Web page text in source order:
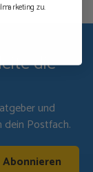
die
und
dein Postfach.
Abonnieren
zu.